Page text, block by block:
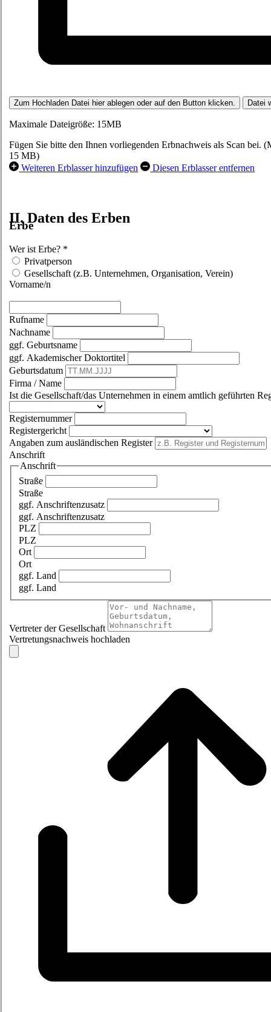
Zum Hochladen Datei hier ablegen oder auf den Button klicken. Datei
Maximale Dateigröße: 15MB
Fügen Sie bitte den Ihnen vorliegenden Erbnachweis als Scan bei.
15 MB)
Weiteren Erblasser hinzufügen
Diesen Erblasser entfernen
II. Daten des Erben
Erbe
Wer ist Erbe? *
Privatperson
Gesellschaft (z.B. Unternehmen, Organisation, Verein)
Vorname/n
Rufname
Nachname
ggf. Geburtsname
ggf. Akademischer Doktortitel
Geburtsdatum
Firma / Name
Ist die Gesellschaft/das Unternehmen in einem amtlich geführten
Registernummer
Registergericht
Angaben zum ausländischen Register
Anschrift
Anschrift
Straße
Straße
ggf. Anschriftenzusatz
ggf. Anschriftenzusatz
PLZ
PLZ
Ort
Ort
ggf. Land
ggf. Land
Vertreter der Gesellschaft
Vertretungsnachweis hochladen